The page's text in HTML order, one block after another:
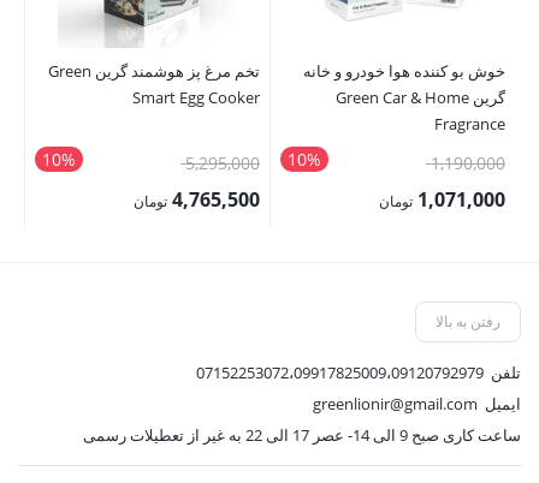
خوش بو کننده هوا خودرو و خانه
گرین Green Car & Home
Fragrance
10% 1,190,000قیمت
اصلی:1,071,000 تومان
1,071,000 تومان.
تخم مرغ پز هوشمند گرین Green
Smart Egg Cooker
10% 5,295,000قیمت
اصلی:4,765,500 تومان
رفتن به بالا
تلفن 07152253072،09917825009،09120792979
ایمیل greenlionir@gmail.com
ساعت کاری صبح 9 الی 14- عصر 17 الی 22 به غیر از تعطیلات رسمی